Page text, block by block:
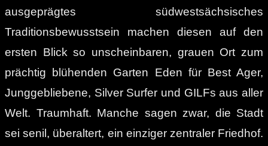
ausgeprägtes südwestsächsisches
Traditionsbewusstsein machen diesen auf den
ersten Blick so unscheinbaren, grauen Ort zum
prächtig blühenden Garten Eden für Best Ager,
Junggebliebene, Silver Surfer und GILFs aus aller
Welt. Traumhaft. Manche sagen zwar, die Stadt
sei senil, überaltert, ein einziger zentraler Friedhof.